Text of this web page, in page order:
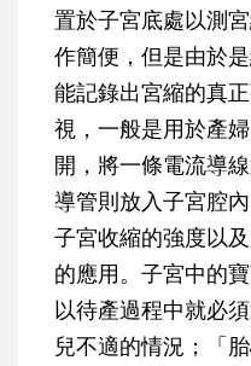
置於子宮底處以測
作簡便，但是由於
能記錄出宮縮的真
視，一般是用於產
開，將一條電流導
導管則放入子宮腔
子宮收縮的強度以
的應用。子宮中的
以待產過程中就必
兒不適的情況；「